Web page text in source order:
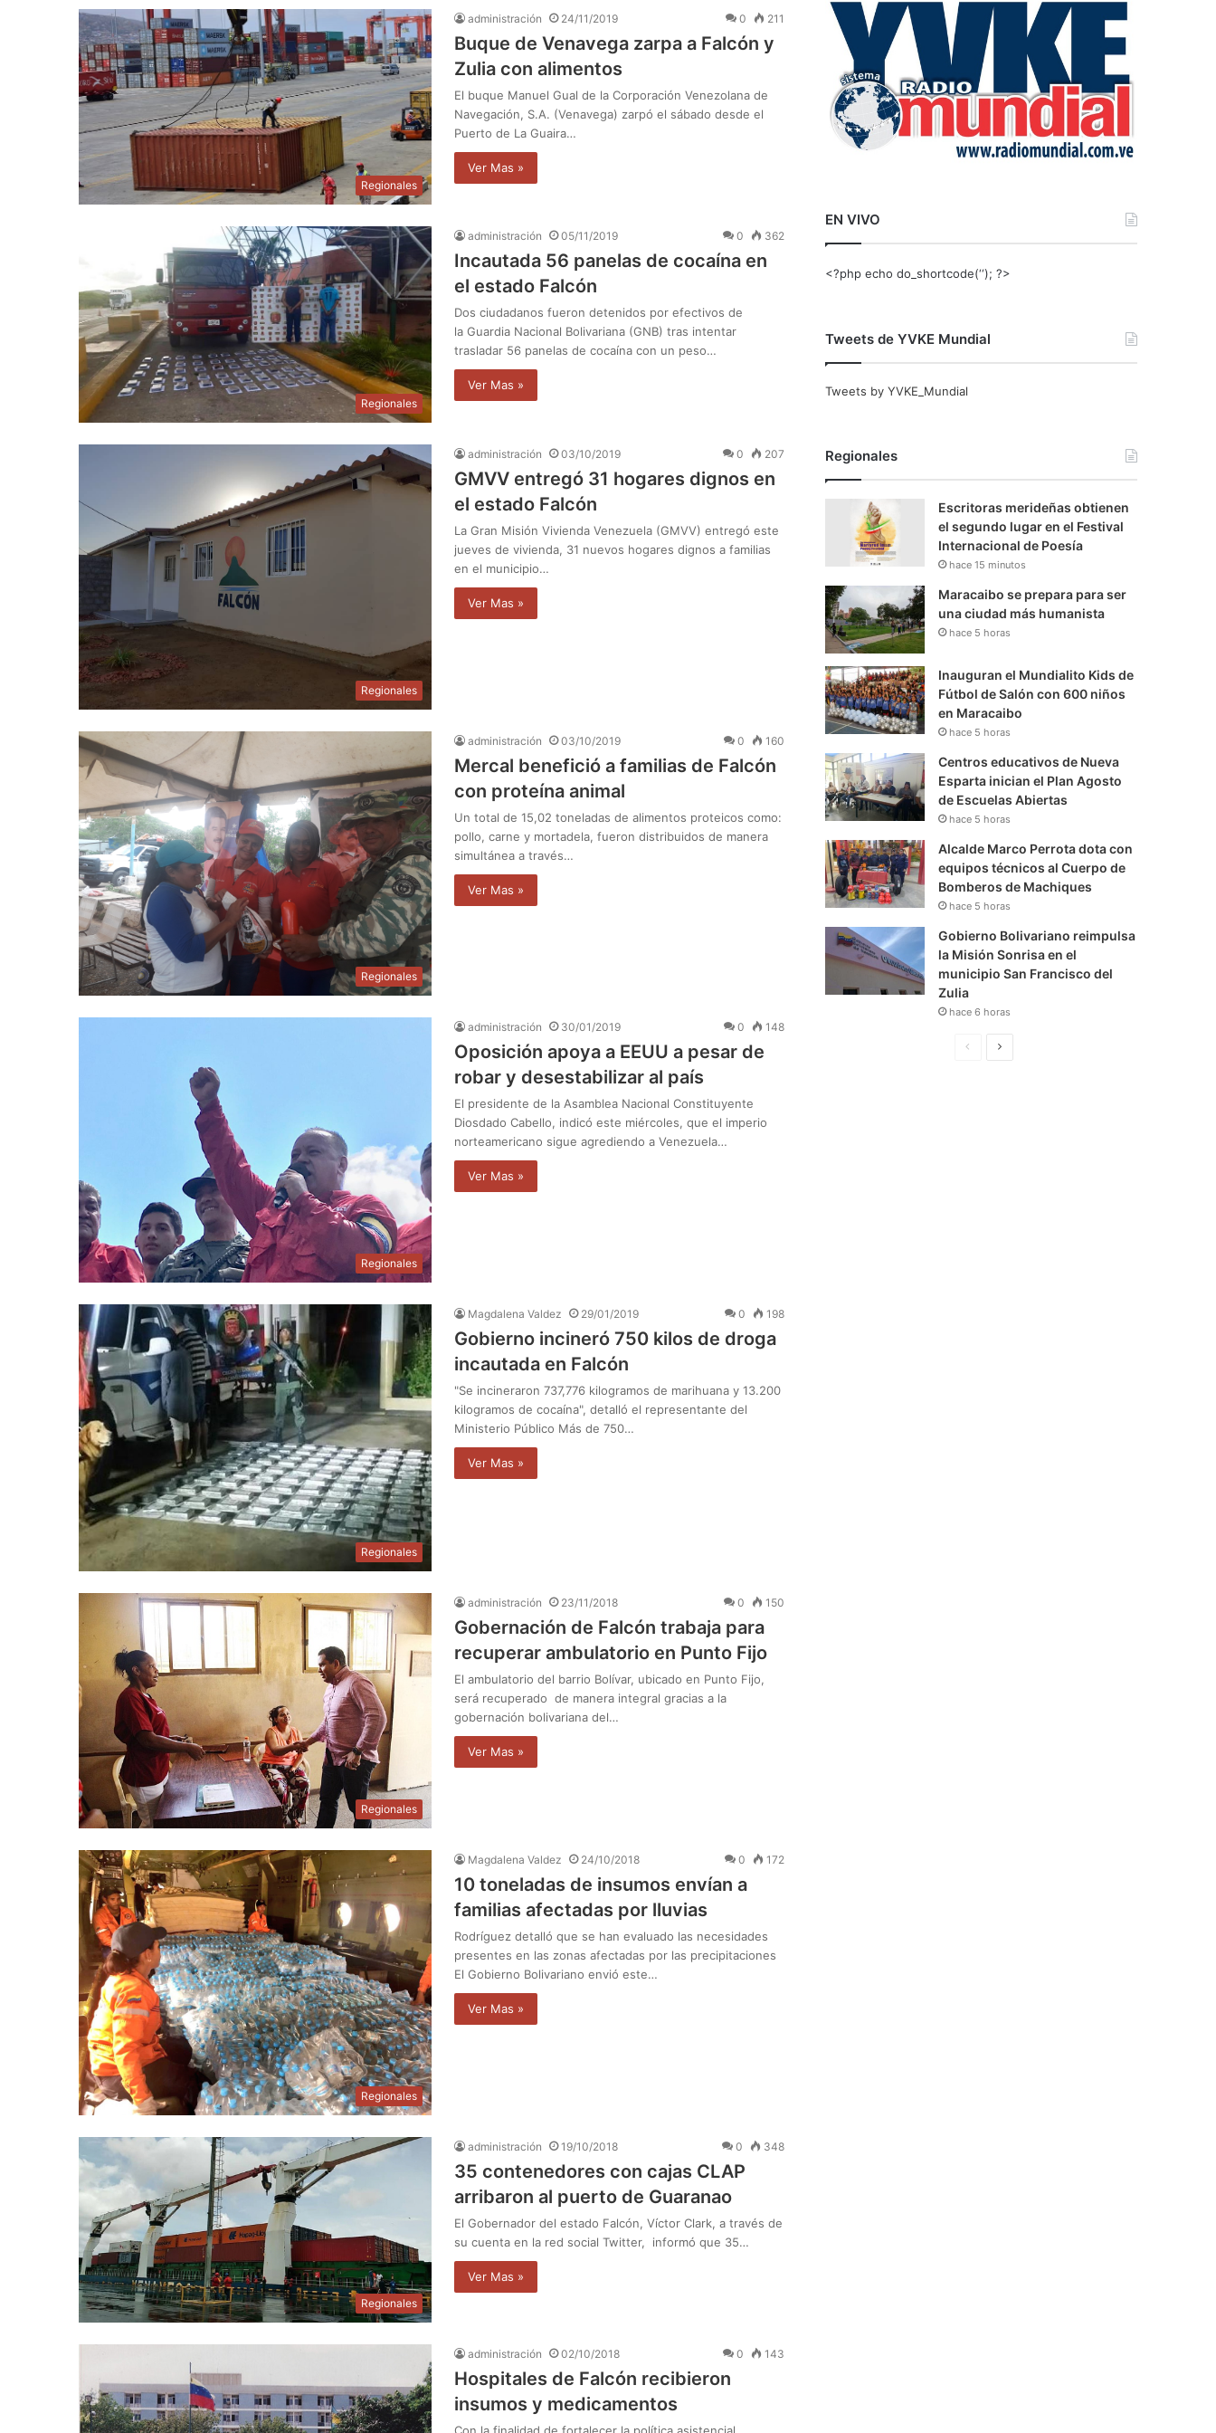
Regionales
administración 24/11/2019 0 211
Buque de Venavega zarpa a Falcón y
Zulia con alimentos
El buque Manuel Gual de la Corporación Venezolana de
Navegación, S.A. (Venavega) zarpó el sábado desde el
Puerto de La Guaira…
Ver Mas »
Regionales
administración 05/11/2019 0 362
Incautada 56 panelas de cocaína en
el estado Falcón
Dos ciudadanos fueron detenidos por efectivos de
la Guardia Nacional Bolivariana (GNB) tras intentar
trasladar 56 panelas de cocaína con un peso…
Ver Mas »
Regionales
administración 03/10/2019 0 207
GMVV entregó 31 hogares dignos en
el estado Falcón
La Gran Misión Vivienda Venezuela (GMVV) entregó este
jueves de vivienda, 31 nuevos hogares dignos a familias
en el municipio…
Ver Mas »
Regionales
administración 03/10/2019 0 160
Mercal benefició a familias de Falcón
con proteína animal
Un total de 15,02 toneladas de alimentos proteicos como:
pollo, carne y mortadela, fueron distribuidos de manera
simultánea a través…
Ver Mas »
Regionales
administración 30/01/2019 0 148
Oposición apoya a EEUU a pesar de
robar y desestabilizar al país
El presidente de la Asamblea Nacional Constituyente
Diosdado Cabello, indicó este miércoles, que el imperio
norteamericano sigue agrediendo a Venezuela…
Ver Mas »
Regionales
Magdalena Valdez 29/01/2019 0 198
Gobierno incineró 750 kilos de droga
incautada en Falcón
"Se incineraron 737,776 kilogramos de marihuana y 13.200
kilogramos de cocaína", detalló el representante del
Ministerio Público Más de 750…
Ver Mas »
Regionales
administración 23/11/2018 0 150
Gobernación de Falcón trabaja para
recuperar ambulatorio en Punto Fijo
El ambulatorio del barrio Bolívar, ubicado en Punto Fijo,
será recuperado de manera integral gracias a la
gobernación bolivariana del…
Ver Mas »
Regionales
Magdalena Valdez 24/10/2018 0 172
10 toneladas de insumos envían a
familias afectadas por lluvias
Rodríguez detalló que se han evaluado las necesidades
presentes en las zonas afectadas por las precipitaciones
El Gobierno Bolivariano envió este…
Ver Mas »
Regionales
administración 19/10/2018 0 348
35 contenedores con cajas CLAP
arribaron al puerto de Guaranao
El Gobernador del estado Falcón, Víctor Clark, a través de
su cuenta en la red social Twitter, informó que 35…
Ver Mas »
administración 02/10/2018 0 143
Hospitales de Falcón recibieron
insumos y medicamentos
r
EN VIVO
<?php echo do_shortcode(‘‘); ?>
Tweets de YVKE Mundial
Tweets by YVKE_Mundial
Regionales
Escritoras merideñas obtienen
el segundo lugar en el Festival
Internacional de Poesía
hace 15 minutos
Maracaibo se prepara para ser
una ciudad más humanista
hace 5 horas
Inauguran el Mundialito Kids de
Fútbol de Salón con 600 niños
en Maracaibo
hace 5 horas
Centros educativos de Nueva
Esparta inician el Plan Agosto
de Escuelas Abiertas
hace 5 horas
Alcalde Marco Perrota dota con
equipos técnicos al Cuerpo de
Bomberos de Machiques
hace 5 horas
Gobierno Bolivariano reimpulsa
la Misión Sonrisa en el
municipio San Francisco del
Zulia
hace 6 horas
S